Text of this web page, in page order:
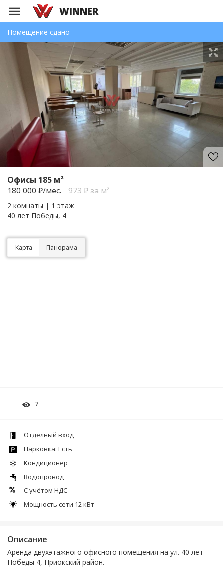
WINNER
Помещение сдано
Офисы 185 м²
180 000 ₽/мес. 973 ₽ за м²
2 комнаты | 1 этаж
40 лет Победы, 4
Карта Панорама
7
Отделный вход
Парковка: Есть
Кондиционер
Водопровод
С учётом НДС
Мощность сети 12 кВт
Описание
Аренда двухэтажного офисного помещения на ул. 40 лет
Победы 4, Приокский район.